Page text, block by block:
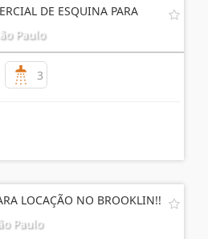
DE ESQUINA PARA
Paulo
3
LOCAÇÃO NO BROOKLIN!!
Paulo